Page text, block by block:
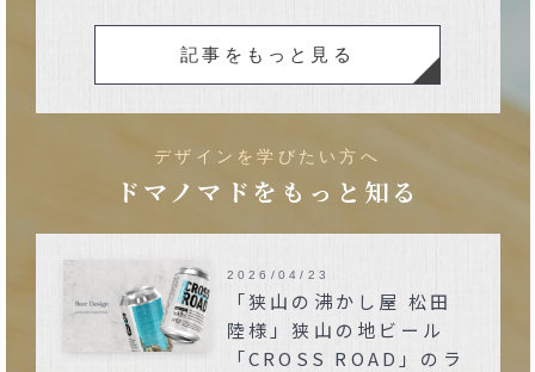
記事をもっと見る
デザインを学びたい方へ
ドマノマドをもっと知る
「狭山の沸かし屋 松田
陸様」狭山の地ビール
「CROSS ROAD」のラ
2026/04/23